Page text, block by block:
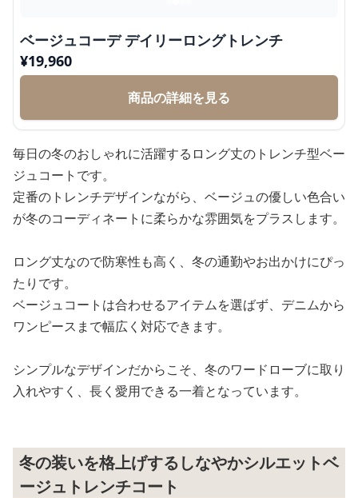
ベージュコーデ デイリーロングトレンチ
¥19,960
商品の詳細を見る
毎日の冬のおしゃれに活躍するロング丈のトレンチ型ベー
ジュコートです。
定番のトレンチデザインながら、ベージュの優しい色合い
が冬のコーディネートに柔らかな雰囲気をプラスします。
ロング丈なので防寒性も高く、冬の通勤やお出かけにぴっ
たりです。
ベージュコートは合わせるアイテムを選ばず、デニムから
ワンピースまで幅広く対応できます。
シンプルなデザインだからこそ、冬のワードローブに取り
入れやすく、長く愛用できる一着となっています。
冬の装いを格上げするしなやかシルエットベ
ージュトレンチコート